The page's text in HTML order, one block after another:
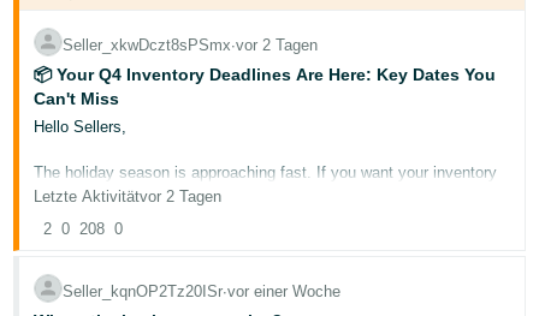
-
TW
日
本
語
-
JP
Español
- ES
Seller_xkwDczt8sPSmx∙vor 2 Tagen
📦 Your Q4 Inventory Deadlines Are Here: Key Dates You
Can't Miss
Hello Sellers,
The holiday season is approaching fast. If you want your inventory
to be Prime-eligible and ready for buyers during Prime Big Deal
Days and Black Friday/Cyber Monday, it needs to arrive at
fulfillment centers by specific dates.
Here's what you need to know.
Letzte Aktivitätvor 2 Tagen
2 0 208 0
Seller_kqnOP2Tz20ISr∙vor einer Woche